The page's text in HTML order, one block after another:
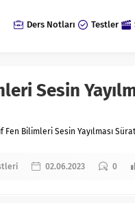
Ders Notları Testler
Sesin
Fen Bilimleri Sesin Yayılması
02.06.2023 0